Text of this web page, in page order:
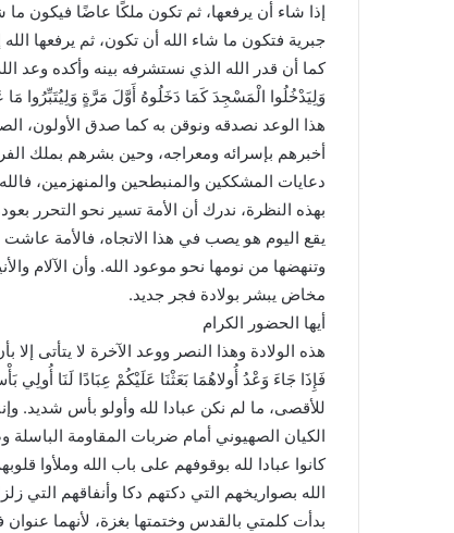
إذا شاء أن يرفعها، ثم تكون ملكًا عاضًا فيكون ما
جبرية فتكون ما شاء الله أن تكون، ثم يرفعها
كما أن قدر الله الذي نستشرفه بينه وأكده وعد
وَلِيَدْخُلُوا الْمَسْجِدَ كَمَا دَخَلُوهُ أَوَّلَ مَرَّةٍ وَلِيُتَبِّرُوا مَا
هذا الوعد نصدقه ونوقن به كما صدق الأولون،
أخبرهم بإسرائه ومعراجه، وحين بشرهم بملك
دعايات المشككين والمنبطحين والمنهزمين،
بهذه النظرة، ندرك أن الأمة تسير نحو التحرر
يقع اليوم هو يصب في هذا الاتجاه، فالأمة
وتنهضها من نومها نحو موعود الله. وأن الآلام
مخاض يبشر بولادة فجر جديد.
أيها الحضور الكرام
هذه الولادة وهذا النصر ووعد الآخرة لا يتأتى
فَإِذَا جَاءَ وَعْدُ أُولاهُمَا بَعَثْنَا عَلَيْكُمْ عِبَادًا لَنَا
للأقصى، ما لم نكن عبادا لله وأولو بأس شديد.
الكيان الصهيوني أمام ضربات المقاومة
كانوا عبادا لله بوقوفهم على باب الله وملأوا
الله بصواريخهم التي دكتهم دكا وأنفاقهم التي
بدأت كلمتي بالقدس وختمتها بغزة، لأنهما